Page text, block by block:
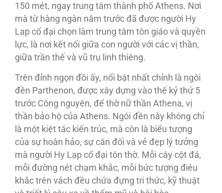
150 mét, ngay trung tâm thành phố Athens. Nơi
mà từ hàng ngàn năm trước đã được người Hy
Lạp cổ đại chọn làm trung tâm tôn giáo và quyền
lực, là nơi kết nối giữa con người với các vị thần,
giữa trần thế và vũ trụ linh thiêng.
Trên đỉnh ngọn đồi ấy, nổi bật nhất chính là ngôi
đền Parthenon, được xây dựng vào thế kỷ thứ 5
trước Công nguyên, để thờ nữ thần Athena, vị
thần bảo hộ của Athens. Ngôi đền này không chỉ
là một kiệt tác kiến trúc, mà còn là biểu tượng
của sự hoàn hảo, sự cân đối và vẻ đẹp lý tưởng
mà người Hy Lạp cổ đại tôn thờ. Mỗi cây cột đá,
mỗi đường nét chạm khắc, mỗi bức tượng điêu
khắc trên vách đều chứa đựng tri thức, kỹ thuật